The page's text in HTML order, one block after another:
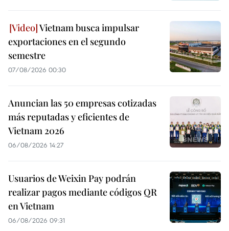
Vietnam busca impulsar
exportaciones en el segundo
semestre
07/08/2026 00:30
Anuncian las 50 empresas cotizadas
más reputadas y eficientes de
Vietnam 2026
06/08/2026 14:27
Usuarios de Weixin Pay podrán
realizar pagos mediante códigos QR
en Vietnam
06/08/2026 09:31